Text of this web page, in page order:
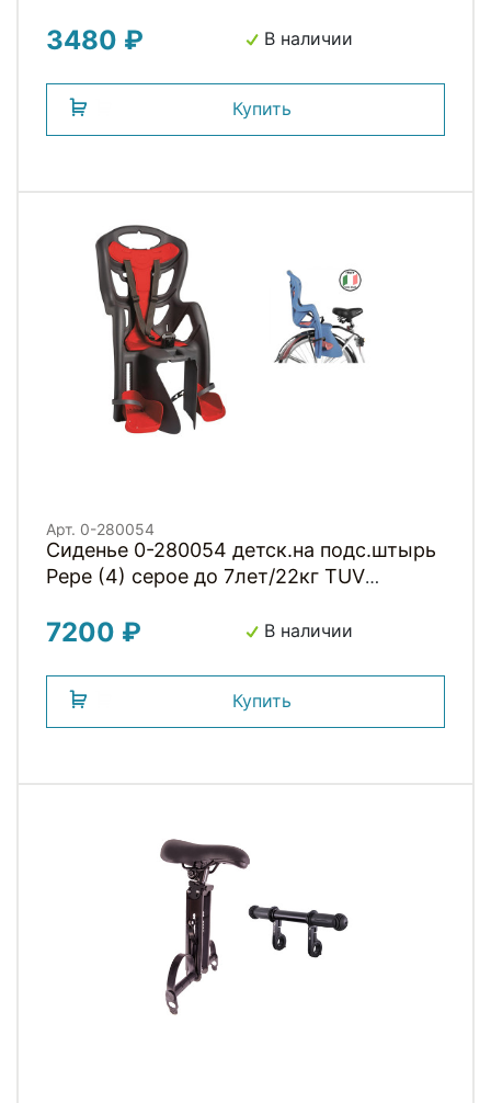
3480 ₽ В наличии
Купить
Арт. 0-280054
Сиденье 0-280054 детск.на подс.штырь
Pepe (4) серое до 7лет/22кг TUV
7200 ₽ В наличии
Купить